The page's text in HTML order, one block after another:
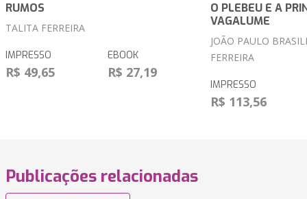
RUMOS
TALITA FERREIRA
IMPRESSO
R$ 49,65
EBOOK
R$ 27,19
O PLEBEU E A
VAGALUME
JOÃO PAULO
FERREIRA
IMPRESSO
R$ 113,56
Publicações relacionadas